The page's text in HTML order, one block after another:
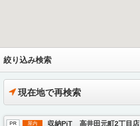
絞り込み検索
現在地で再検索
PR 屋内 収納PiT 高井田元町2丁目店